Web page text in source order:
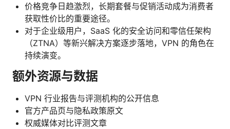
价格竞争日趋激烈，长期套餐与促销活动成为消费者
获取性价比的重要途径。
对于企业级用户，SaaS 化的安全访问和零信任架构
（ZTNA）等新兴解决方案逐步落地，VPN 的角色在
持续演变。
额外资源与数据
VPN 行业报告与评测机构的公开信息
官方产品页与隐私政策原文
权威媒体对比评测文章